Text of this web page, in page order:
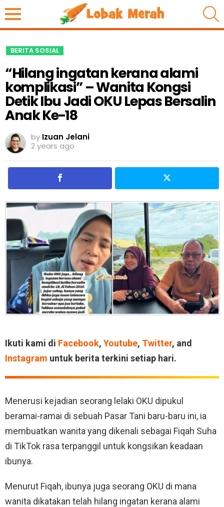
BERITA SOSIAL
“Hilang ingatan kerana alami
komplikasi” – Wanita Kongsi
Detik Ibu Jadi OKU Lepas Bersalin
Anak Ke-18
by Izuan Jelani
2 years ago
Ikuti kami di Facebook, Youtube, Twitter, and
Instagram untuk berita terkini setiap hari.
Menerusi kejadian seorang lelaki OKU dipukul
beramai-ramai di sebuah Pasar Tani baru-baru ini, ia
membuatkan wanita yang dikenali sebagai Fiqah Suha
di TikTok rasa terpanggil untuk kongsikan keadaan
ibunya.
Menurut Fiqah, ibunya juga seorang OKU di mana
wanita dikatakan telah hilang ingatan kerana alami